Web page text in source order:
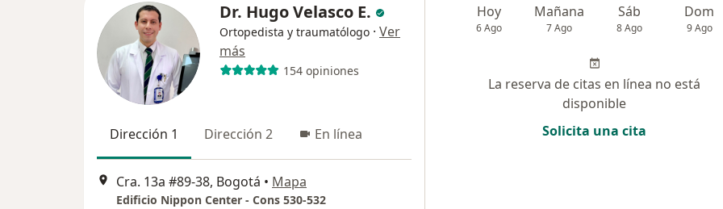
Dr. Hugo Velasco E.
Ortopedista y traumatólogo · Ver
más
154 opiniones
Dirección 1 Dirección 2 En línea
Cra. 13a #89-38, Bogotá • Mapa
Edificio Nippon Center - Cons 530-532
Hoy
6 Ago
Mañana
7 Ago
Sáb
8 Ago
Dom
9 Ago
La reserva de citas en línea no está
disponible
Solicita una cita